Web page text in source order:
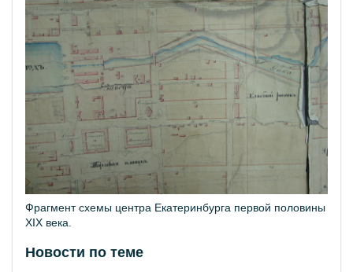
Фрагмент схемы центра Екатеринбурга первой половины
XIX века.
Новости по теме